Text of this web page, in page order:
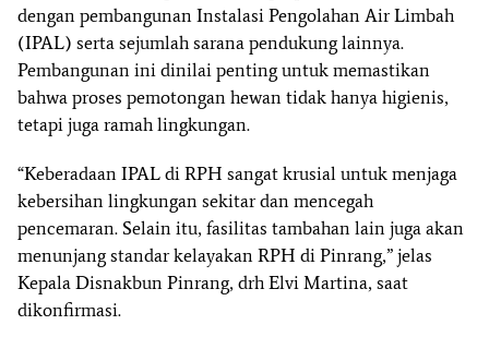
dengan pembangunan Instalasi Pengolahan Air Limbah
(IPAL) serta sejumlah sarana pendukung lainnya.
Pembangunan ini dinilai penting untuk memastikan
bahwa proses pemotongan hewan tidak hanya higienis,
tetapi juga ramah lingkungan.
“Keberadaan IPAL di RPH sangat krusial untuk menjaga
kebersihan lingkungan sekitar dan mencegah
pencemaran. Selain itu, fasilitas tambahan lain juga akan
menunjang standar kelayakan RPH di Pinrang,” jelas
Kepala Disnakbun Pinrang, drh Elvi Martina, saat
dikonfirmasi.